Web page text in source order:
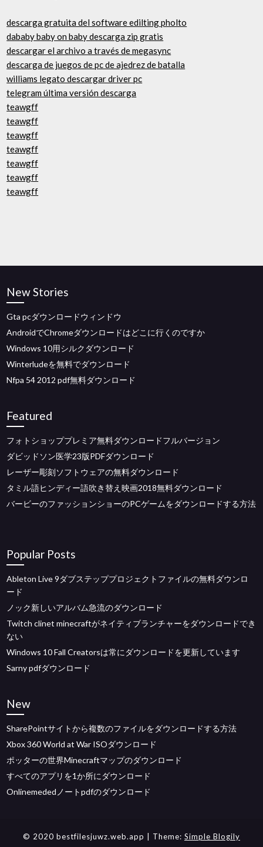
descarga gratuita del software edilting pholto
dababy baby on baby descarga zip gratis
descargar el archivo a través de megasync
descarga de juegos de pc de ajedrez de batalla
williams legato descargar driver pc
telegram última versión descarga
teawgff
teawgff
teawgff
teawgff
teawgff
teawgff
teawgff
New Stories
Gta pcダウンロードウィンドウ
AndroidでChromeダウンロードはどこに行くのですか
Windows 10用シルクダウンロード
Winterludeを無料でダウンロード
Nfpa 54 2012 pdf無料ダウンロード
Featured
フォトショッププレミア無料ダウンロードフルバージョン
ダビッドソン医学23版PDFダウンロード
レーザー彫刻ソフトウェアの無料ダウンロード
タミル語ヒンディー語吹き替え映画2018無料ダウンロード
バービーのファッションショーのPCゲームをダウンロードする方法
Popular Posts
Ableton Live 9ダブステッププロジェクトファイルの無料ダウンロ
ード
ノック新しいアルバム急流のダウンロード
Twitch clinet minecraftがネイティブランチャーをダウンロードでき
ない
Windows 10 Fall Creatorsは常にダウンロードを更新しています
Sarny pdfダウンロード
New
SharePointサイトから複数のファイルをダウンロードする方法
Xbox 360 World at War ISOダウンロード
ポッターの世界Minecraftマップのダウンロード
すべてのアプリを1か所にダウンロード
Onlinemededノートpdfのダウンロード
© 2020 bestfilesjuwz.web.app | Theme: Simple Blogily